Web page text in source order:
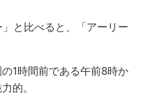
と比べると、「アーリー
1時間前である午前8時か
的。